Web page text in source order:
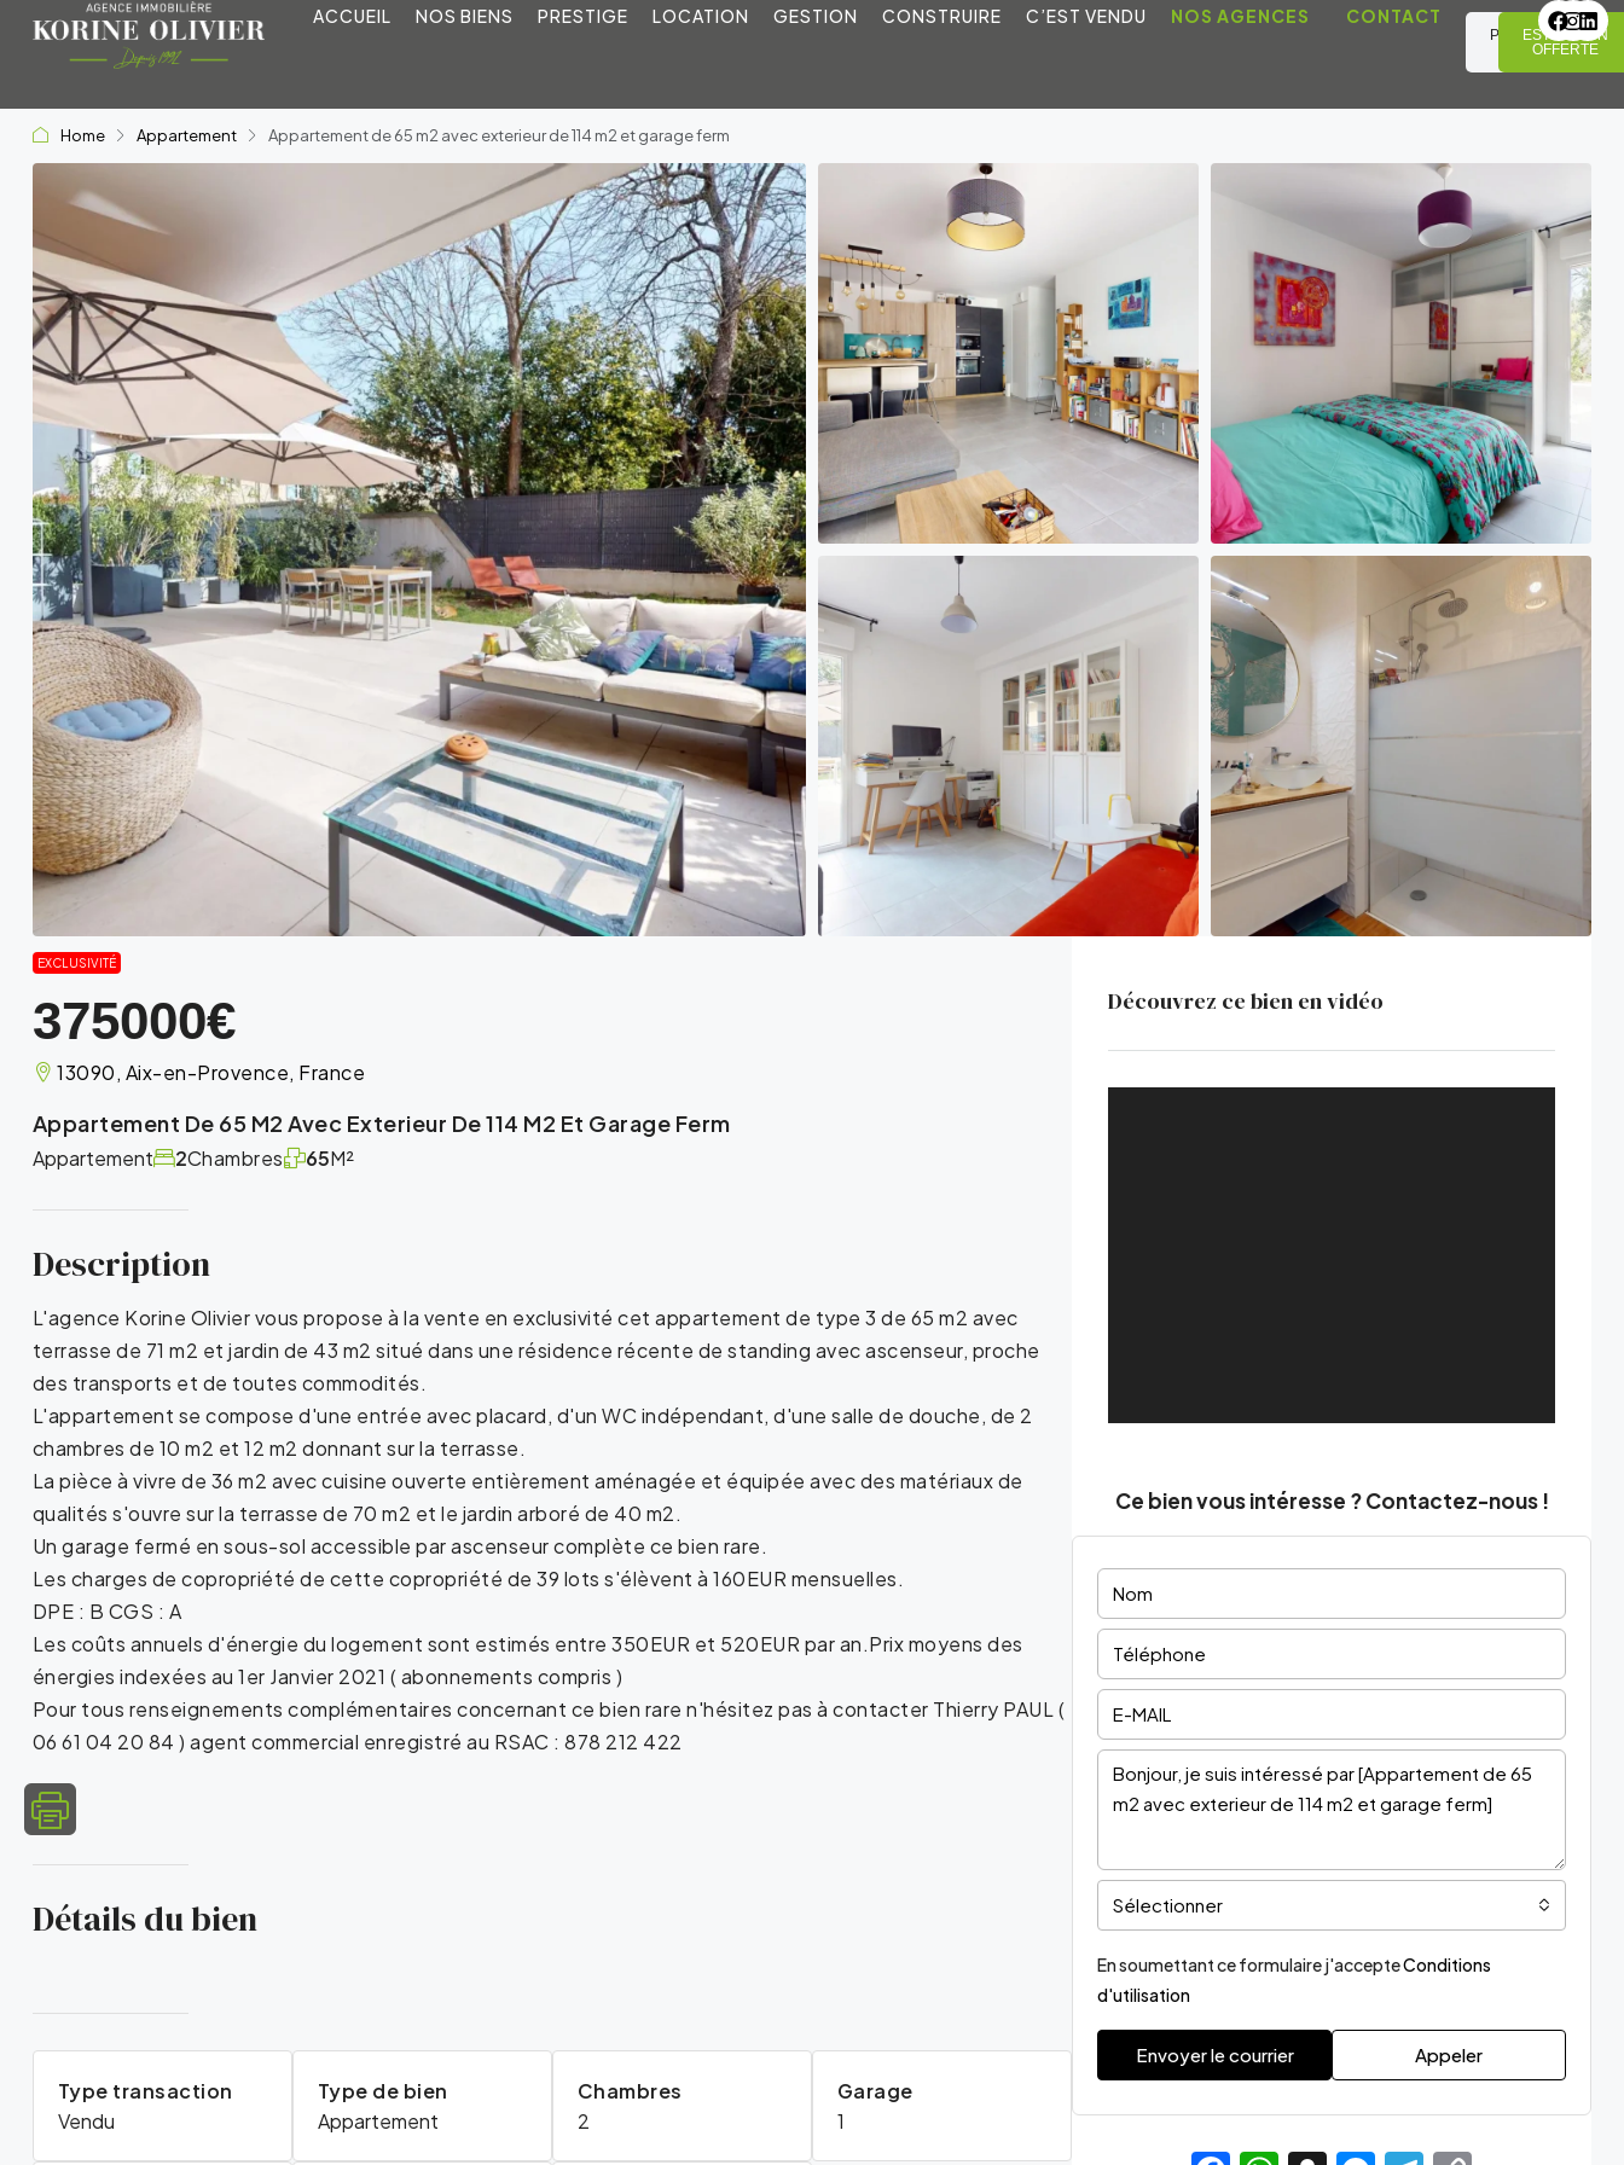
ACCUEIL NOS BIENS PRESTIGE LOCATION GESTION CONSTRUIRE C’EST VENDU NOS AGENCES CONTACT
PRENDRE
RDV
ESTIMATION
OFFERTE
Home Appartement Appartement de 65 m2 avec exterieur de 114 m2 et garage ferm
EXCLUSIVITÉ
375000€
13090, Aix-en-Provence, France
Appartement De 65 M2 Avec Exterieur De 114 M2 Et Garage Ferm
Appartement Chambres
2 M²
65
Description
L'agence Korine Olivier vous propose à la vente en exclusivité cet appartement de type 3 de 65 m2 avec
terrasse de 71 m2 et jardin de 43 m2 situé dans une résidence récente de standing avec ascenseur, proche
des transports et de toutes commodités.
L'appartement se compose d'une entrée avec placard, d'un WC indépendant, d'une salle de douche, de 2
chambres de 10 m2 et 12 m2 donnant sur la terrasse.
La pièce à vivre de 36 m2 avec cuisine ouverte entièrement aménagée et équipée avec des matériaux de
qualités s'ouvre sur la terrasse de 70 m2 et le jardin arboré de 40 m2.
Un garage fermé en sous-sol accessible par ascenseur complète ce bien rare.
Les charges de copropriété de cette copropriété de 39 lots s'élèvent à 160EUR mensuelles.
DPE : B CGS : A
Les coûts annuels d'énergie du logement sont estimés entre 350EUR et 520EUR par an.Prix moyens des
énergies indexées au 1er Janvier 2021 ( abonnements compris )
Pour tous renseignements complémentaires concernant ce bien rare n'hésitez pas à contacter Thierry PAUL (
06 61 04 20 84 ) agent commercial enregistré au RSAC : 878 212 422
Détails du bien
Type transaction
Vendu
Type de bien
Appartement
Chambres
2
Garage
1
Découvrez ce bien en vidéo
Ce bien vous intéresse ? Contactez-nous !
Sélectionner
En soumettant ce formulaire j'accepteConditions
d'utilisation
Envoyer le courrier Appeler